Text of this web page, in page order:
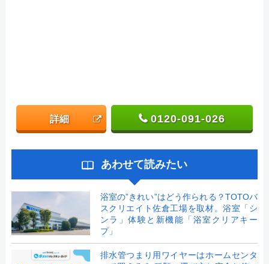
詳細 0120-091-026
あわせて読みたい
浴室の”きれい”はどう作られる？TOTOバ
スクリエイト佐倉工場を取材。浴室「シ
ンラ」体験と新機能「浴室クリアキー
プ」
排水管つまり用ワイヤーはホームセンタ